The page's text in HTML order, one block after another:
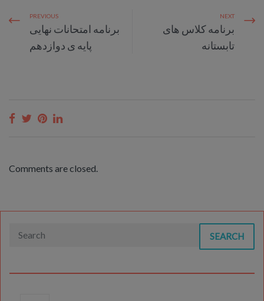
PREVIOUS
برنامه امتحانات نهایی
پایه ی دوازدهم
NEXT
برنامه کلاس های
تابستانه
Comments are closed.
SEARCH